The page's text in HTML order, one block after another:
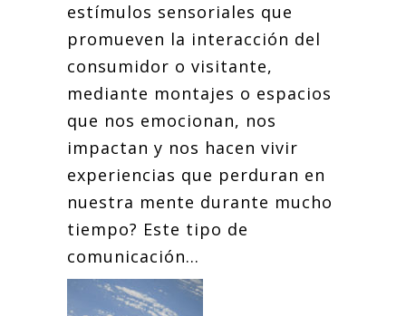
estímulos sensoriales que
promueven la interacción del
consumidor o visitante,
mediante montajes o espacios
que nos emocionan, nos
impactan y nos hacen vivir
experiencias que perduran en
nuestra mente durante mucho
tiempo? Este tipo de
comunicación...